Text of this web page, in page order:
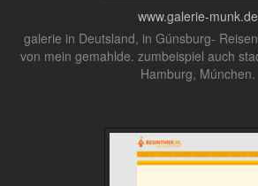
www.galerie-munk.de
galerie in Deutsland, in Gúnsburg-
von mein gemahlde. zumbeispiel auch
Hamburg, Múnchen.